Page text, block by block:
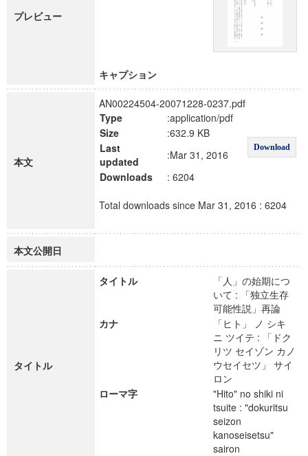
プレビュー
キャプション
本文
AN00224504-20071228-0237.pdf
Type
:application/pdf
Download
Size
:632.9 KB
Last
updated
:Mar 31, 2016
Downloads
: 6204
Total downloads since Mar 31, 2016 : 6204
本文公開日
タイトル
タイトル
「人」の始期につ
いて : 「独立生存
可能性説」再論
カナ
「ヒト」 ノ シキ
ニ ツイテ : 「ドク
リツ セイゾン カノ
ウセイセツ」 サイ
ロン
ローマ字
"Hito" no shiki ni
tsuite : "dokuritsu
seizon
kanoseisetsu"
sairon